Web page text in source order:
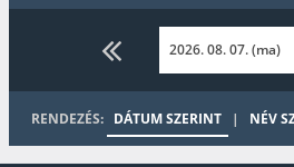
RENDEZÉS: DÁTUM SZERINT | NÉV